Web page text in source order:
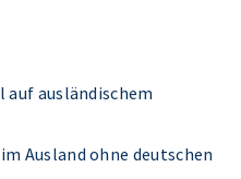
ausländischem
Ausland ohne deutschen